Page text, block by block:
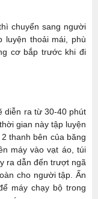
chuyển sang người
luyện thoải mái, phù
cơ bắp trước khi đi
diễn ra từ 30-40 phút
gian này tập luyện
thanh bên của băng
máy vào vạt áo, túi
ra dẫn đến trượt ngã
cho người tập. Ấn
máy chạy bộ trong